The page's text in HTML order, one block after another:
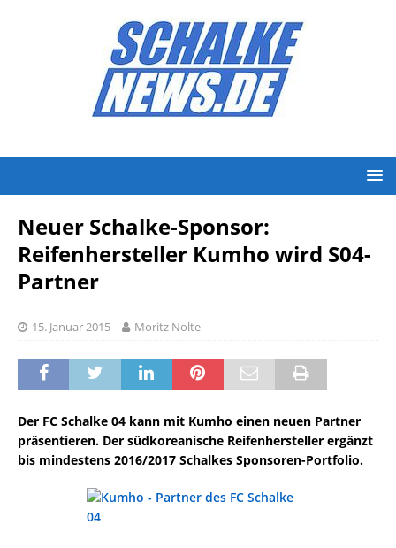
Neuer Schalke-Sponsor:
Reifenhersteller Kumho wird S04-
Partner
15. Januar 2015 Moritz Nolte
Der FC Schalke 04 kann mit Kumho einen neuen Partner
präsentieren. Der südkoreanische Reifenhersteller ergänzt
bis mindestens 2016/2017 Schalkes Sponsoren-Portfolio.